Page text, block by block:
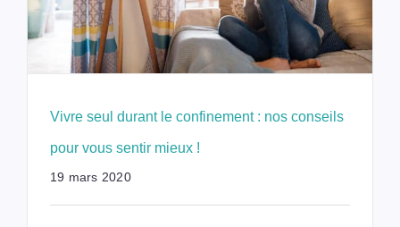
Vivre seul durant le confinement : nos conseils
pour vous sentir mieux !
19 mars 2020